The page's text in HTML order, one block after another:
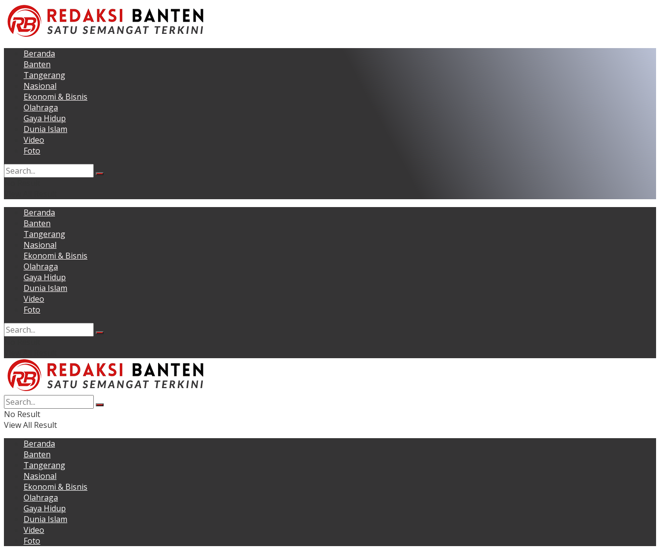
Beranda
Banten
Tangerang
Nasional
Ekonomi & Bisnis
Olahraga
Gaya Hidup
Dunia Islam
Video
Foto
Beranda
Banten
Tangerang
Nasional
Ekonomi & Bisnis
Olahraga
Gaya Hidup
Dunia Islam
Video
Foto
No Result
View All Result
Beranda
Banten
Tangerang
Nasional
Ekonomi & Bisnis
Olahraga
Gaya Hidup
Dunia Islam
Video
Foto